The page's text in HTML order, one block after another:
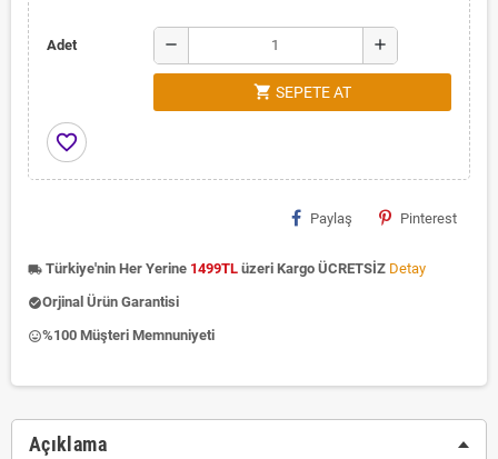
Adet remove add
shopping_cart SEPETE AT
favorite_border
Paylaş Pinterest
local_shipping Türkiye'nin Her Yerine 1499TL üzeri Kargo ÜCRETSİZ Detay
check_circleOrjinal Ürün Garantisi
insert_emoticon%100 Müşteri Memnuniyeti
Açıklama